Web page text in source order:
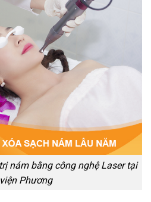
nám bằng công nghệ Laser tại
Phương